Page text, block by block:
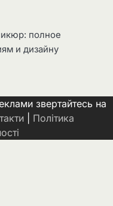
полное
и дизайну
звертайтесь на
| Політика